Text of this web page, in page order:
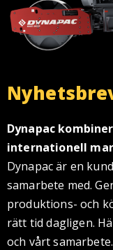
Dynapac
internationell
Dynapac är en
samarbete med.
produktions- och
rätt tid dagligen.
och vårt samarbete.